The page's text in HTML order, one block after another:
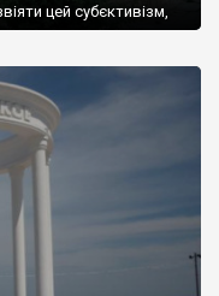
цей субєктивізм,